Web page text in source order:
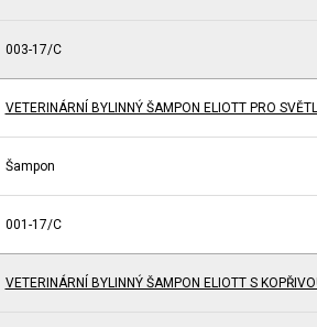
003-17/C
VETERINÁRNÍ BYLINNÝ ŠAMPON ELIOTT PRO
Šampon
001-17/C
VETERINÁRNÍ BYLINNÝ ŠAMPON ELIOTT S